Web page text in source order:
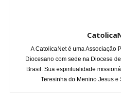
A CatolicaNet é uma Associação
Diocesano com sede na Diocese
Brasil. Sua espiritualidade
Teresinha do Menino Jesus e